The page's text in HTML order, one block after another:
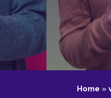
Home »